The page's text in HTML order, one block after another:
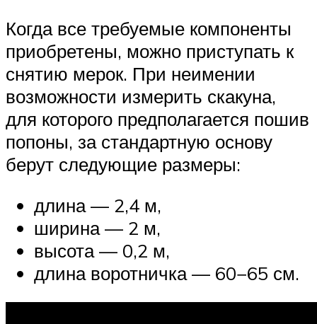
Когда все требуемые компоненты
приобретены, можно приступать к
снятию мерок. При неимении
возможности измерить скакуна,
для которого предполагается пошив
попоны, за стандартную основу
берут следующие размеры:
длина — 2,4 м,
ширина — 2 м,
высота — 0,2 м,
длина воротничка — 60−65 см.